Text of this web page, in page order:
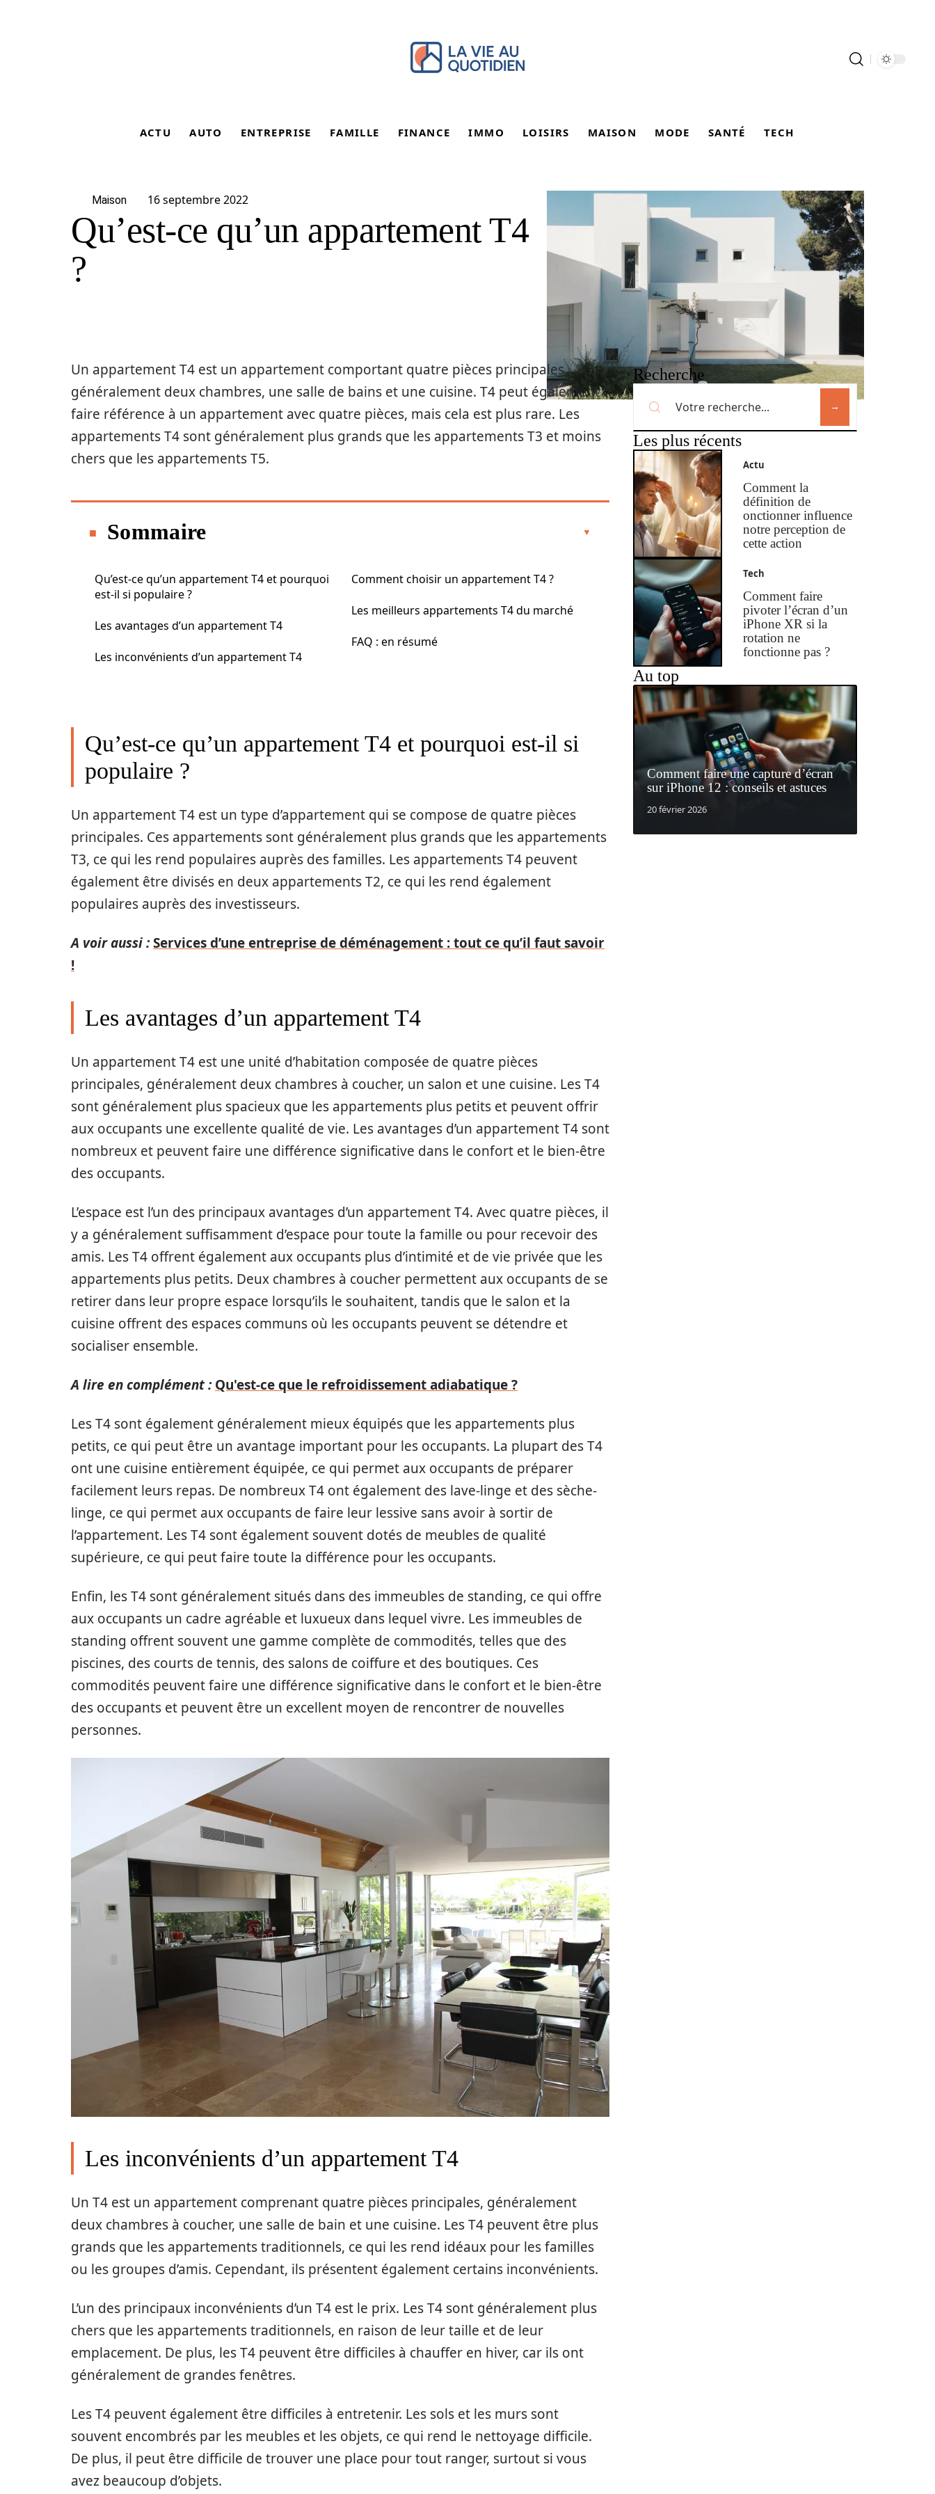
ACTU AUTO ENTREPRISE FAMILLE FINANCE IMMO LOISIRS MAISON MODE SANTÉ TECH
Maison 16 septembre 2022
Qu’est-ce qu’un appartement T4
?
Un appartement T4 est un appartement comportant quatre pièces principales,
généralement deux chambres, une salle de bains et une cuisine. T4 peut également
faire référence à un appartement avec quatre pièces, mais cela est plus rare. Les
appartements T4 sont généralement plus grands que les appartements T3 et moins
chers que les appartements T5.
Sommaire
Qu’est-ce qu’un appartement T4 et pourquoi
est-il si populaire ?
Les avantages d’un appartement T4
Les inconvénients d’un appartement T4
Comment choisir un appartement T4 ?
Les meilleurs appartements T4 du marché
FAQ : en résumé
Qu’est-ce qu’un appartement T4 et pourquoi est-il si
populaire ?
Un appartement T4 est un type d’appartement qui se compose de quatre pièces
principales. Ces appartements sont généralement plus grands que les appartements
T3, ce qui les rend populaires auprès des familles. Les appartements T4 peuvent
également être divisés en deux appartements T2, ce qui les rend également
populaires auprès des investisseurs.
A voir aussi :Services d’une entreprise de déménagement : tout ce qu’il faut savoir
!
Les avantages d’un appartement T4
Un appartement T4 est une unité d’habitation composée de quatre pièces
principales, généralement deux chambres à coucher, un salon et une cuisine. Les T4
sont généralement plus spacieux que les appartements plus petits et peuvent offrir
aux occupants une excellente qualité de vie. Les avantages d’un appartement T4 sont
nombreux et peuvent faire une différence significative dans le confort et le bien-être
des occupants.
L’espace est l’un des principaux avantages d’un appartement T4. Avec quatre pièces, il
y a généralement suffisamment d’espace pour toute la famille ou pour recevoir des
amis. Les T4 offrent également aux occupants plus d’intimité et de vie privée que les
appartements plus petits. Deux chambres à coucher permettent aux occupants de se
retirer dans leur propre espace lorsqu’ils le souhaitent, tandis que le salon et la
cuisine offrent des espaces communs où les occupants peuvent se détendre et
socialiser ensemble.
A lire en complément : Qu'est-ce que le refroidissement adiabatique ?
Les T4 sont également généralement mieux équipés que les appartements plus
petits, ce qui peut être un avantage important pour les occupants. La plupart des T4
ont une cuisine entièrement équipée, ce qui permet aux occupants de préparer
facilement leurs repas. De nombreux T4 ont également des lave-linge et des sèche-
linge, ce qui permet aux occupants de faire leur lessive sans avoir à sortir de
l’appartement. Les T4 sont également souvent dotés de meubles de qualité
supérieure, ce qui peut faire toute la différence pour les occupants.
Enfin, les T4 sont généralement situés dans des immeubles de standing, ce qui offre
aux occupants un cadre agréable et luxueux dans lequel vivre. Les immeubles de
standing offrent souvent une gamme complète de commodités, telles que des
piscines, des courts de tennis, des salons de coiffure et des boutiques. Ces
commodités peuvent faire une différence significative dans le confort et le bien-être
des occupants et peuvent être un excellent moyen de rencontrer de nouvelles
personnes.
Les inconvénients d’un appartement T4
Un T4 est un appartement comprenant quatre pièces principales, généralement
deux chambres à coucher, une salle de bain et une cuisine. Les T4 peuvent être plus
grands que les appartements traditionnels, ce qui les rend idéaux pour les familles
ou les groupes d’amis. Cependant, ils présentent également certains inconvénients.
L’un des principaux inconvénients d’un T4 est le prix. Les T4 sont généralement plus
chers que les appartements traditionnels, en raison de leur taille et de leur
emplacement. De plus, les T4 peuvent être difficiles à chauffer en hiver, car ils ont
généralement de grandes fenêtres.
Les T4 peuvent également être difficiles à entretenir. Les sols et les murs sont
souvent encombrés par les meubles et les objets, ce qui rend le nettoyage difficile.
De plus, il peut être difficile de trouver une place pour tout ranger, surtout si vous
avez beaucoup d’objets.
Recherche
Les plus récents
Actu
Comment la
définition de
onctionner influence
notre perception de
cette action
Tech
Comment faire
pivoter l’écran d’un
iPhone XR si la
rotation ne
fonctionne pas ?
Au top
Comment faire une capture d’écran
sur iPhone 12 : conseils et astuces
20 février 2026